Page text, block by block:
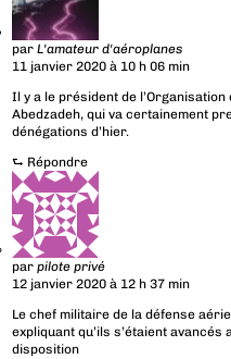
parL'amateur d'aéroplanes
11 janvier 2020 à 10 h 06 min
Il y a le président de l’Organisation
Abedzadeh, qui va certainement
dénégations d’hier.
⮑ Répondre
parpilote privé
12 janvier 2020 à 12 h 37 min
Le chef militaire de la défense
expliquant qu’ils s’étaient
disposition